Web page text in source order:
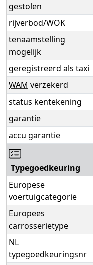
gestolen
rijverbod/WOK
tenaamstelling
mogelijk
geregistreerd als taxi
WAM verzekerd
status kentekening
garantie
accu garantie
Typegoedkeuring
Europese
voertuigcategorie
Europees
carrosserietype
NL
typegoedkeuringsnr